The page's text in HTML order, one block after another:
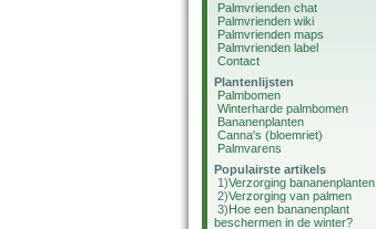
Palmvrienden chat
Palmvrienden wiki
Palmvrienden maps
Palmvrienden label
Contact
Plantenlijsten
Palmbomen
Winterharde palmbomen
Bananenplanten
Canna's (bloemriet)
Palmvarens
Populairste artikels
1)Verzorging bananenplanten
2)Verzorging van palmen
3)Hoe een bananenplant
beschermen in de winter?